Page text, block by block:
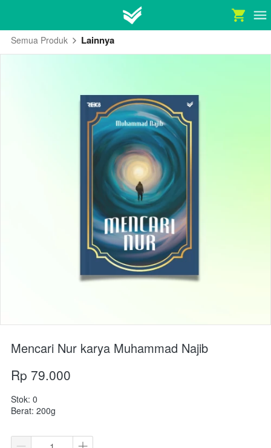
Semua Produk Lainnya
Mencari Nur karya Muhammad Najib
Rp 79.000
Stok: 0
Berat: 200g